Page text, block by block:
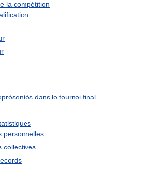
la compétition
dans le tournoi final
personnelles
collectives